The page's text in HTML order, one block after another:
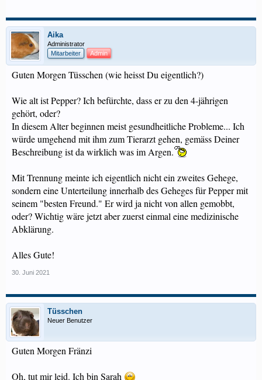
Aika
Administrator
Mitarbeiter
Admin
Guten Morgen Tüsschen (wie heisst Du eigentlich?)
Wie alt ist Pepper? Ich befürchte, dass er zu den 4-jährigen
gehört, oder?
In diesem Alter beginnen meist gesundheitliche Probleme... Ich
würde umgehend mit ihm zum Tierarzt gehen, gemäss Deiner
Beschreibung ist da wirklich was im Argen.
Mit Trennung meinte ich eigentlich nicht ein zweites Gehege,
sondern eine Unterteilung innerhalb des Geheges für Pepper mit
seinem "besten Freund." Er wird ja nicht von allen gemobbt,
oder? Wichtig wäre jetzt aber zuerst einmal eine medizinische
Abklärung.
Alles Gute!
30. Juni 2021
Tüsschen
Neuer Benutzer
Guten Morgen Fränzi
Oh, tut mir leid. Ich bin Sarah